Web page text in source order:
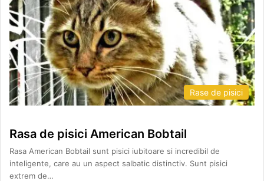
Rase de pisici
Rasa de pisici American Bobtail
Rasa American Bobtail sunt pisici iubitoare si incredibil de
inteligente, care au un aspect salbatic distinctiv. Sunt pisici
extrem de…